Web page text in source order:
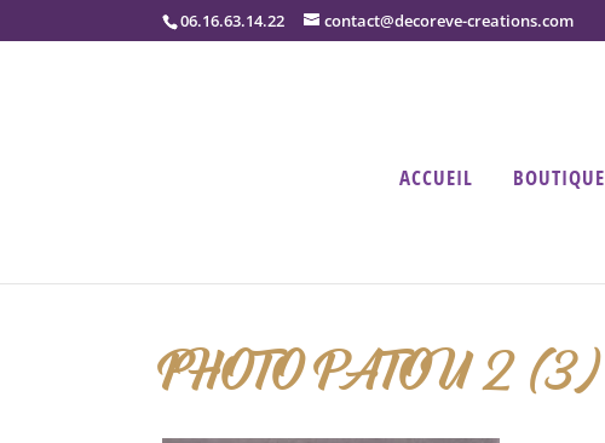
06.16.63.14.22 contact@decoreve-creations.com
ACCUEIL BOUTIQUE
PHOTO PATOU 2 (3)